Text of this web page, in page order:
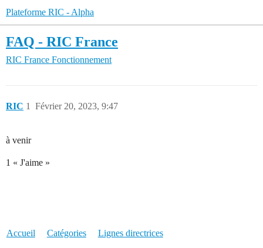
Plateforme RIC - Alpha
FAQ - RIC France
RIC France Fonctionnement
RIC Février 20, 2023, 9:47
1
à venir
1 « J'aime »
Accueil Catégories Lignes directrices